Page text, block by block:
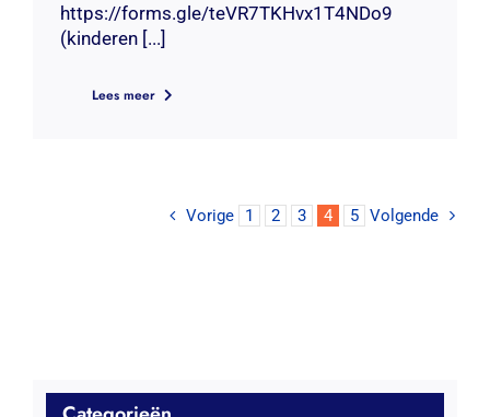
https://forms.gle/teVR7TKHvx1T4NDo9
(kinderen [...]
Lees meer
Vorige 1 2 3 4 5 Volgende